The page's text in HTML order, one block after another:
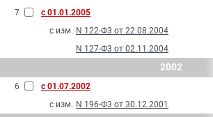
7
с 01.01.2005
с изм. N 122-Ф3 от 22.08.2004
N 127-Ф3 от 02.11.2004
2002
6
с 01.07.2002
с изм. N 196-Ф3 от 30.12.2001